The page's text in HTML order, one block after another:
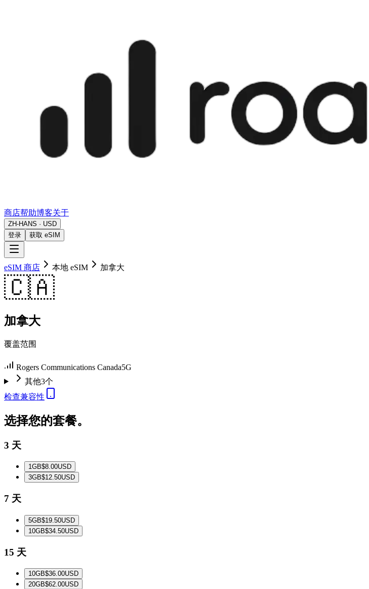
商店帮助博客关于
ZH-HANS · USD
登录
获取 eSIM
eSIM 商店 本地 eSIM 加拿大
🇨🇦
加拿大
覆盖范围
Rogers Communications Canada5G
其他3个
检查兼容性
选择您的套餐。
3 天
1GB$8.00USD
3GB$12.50USD
7 天
5GB$19.50USD
10GB$34.50USD
15 天
10GB$36.00USD
20GB$62.00USD